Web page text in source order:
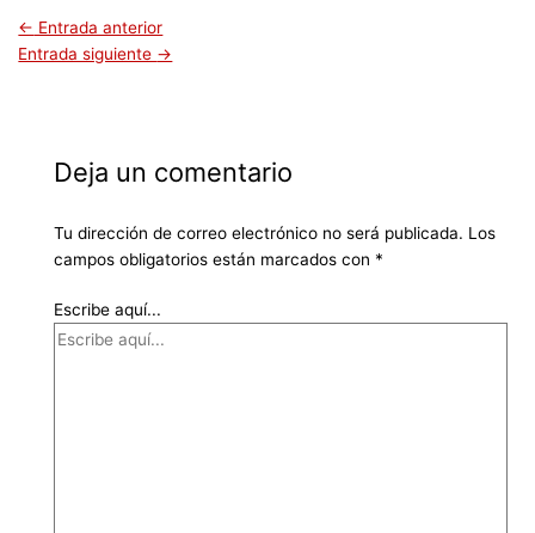
← Entrada anterior
Entrada siguiente →
Deja un comentario
Tu dirección de correo electrónico no será publicada. Los
campos obligatorios están marcados con *
Escribe aquí...